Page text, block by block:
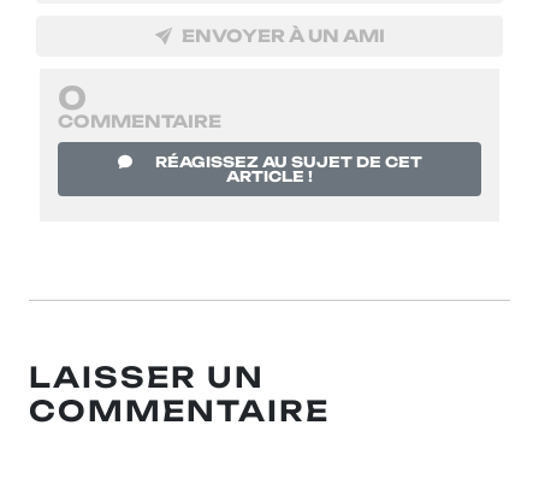
ENVOYER À UN AMI
0
COMMENTAIRE
RÉAGISSEZ AU SUJET DE CET
ARTICLE !
LAISSER UN
COMMENTAIRE